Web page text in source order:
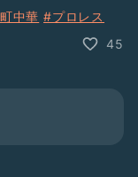
中華 #プロレス
45